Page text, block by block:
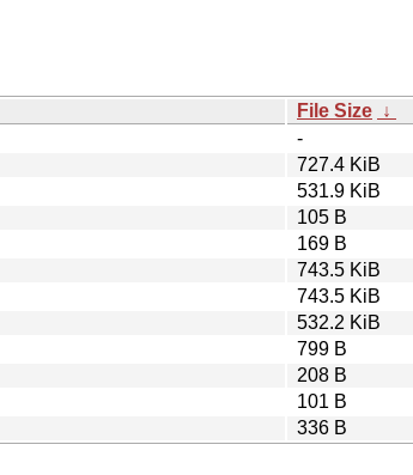
File Size ↓
-
727.4 KiB
531.9 KiB
105 B
169 B
743.5 KiB
743.5 KiB
532.2 KiB
799 B
208 B
101 B
336 B